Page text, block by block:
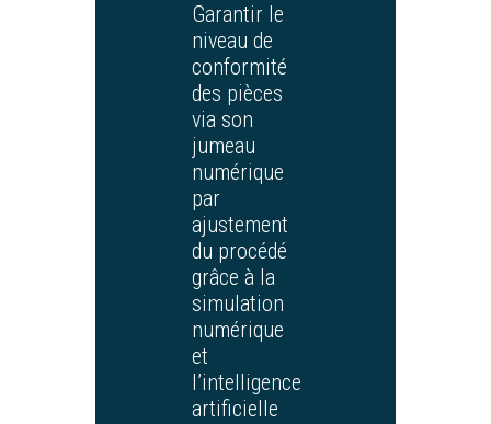
Garantir le
niveau de
conformité
des pièces
via son
jumeau
numérique
par
ajustement
du procédé
grâce à la
simulation
numérique
et
l’intelligence
artificielle